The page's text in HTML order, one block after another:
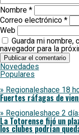
Nombre *
Correo electrónico *
Web
Guarda mi
navegador para la
Novedades
Populares
» Regionaleshace 18
Fuertes ráfagas de
» Regionaleshace 2
La Totorense fijó un
los clubes podrían